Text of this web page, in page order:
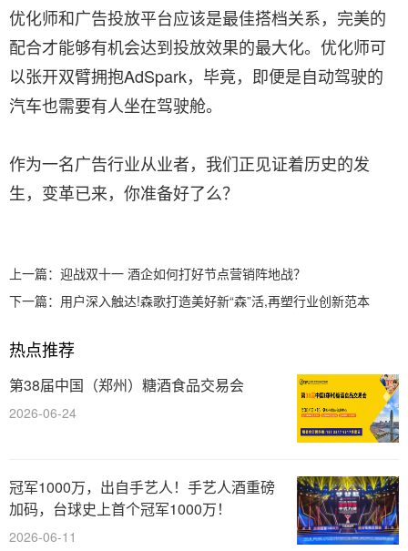
优化师和广告投放平台应该是最佳搭档关系，完美的
配合才能够有机会达到投放效果的最大化。优化师可
以张开双臂拥抱AdSpark，毕竟，即便是自动驾驶的
汽车也需要有人坐在驾驶舱。
作为一名广告行业从业者，我们正见证着历史的发
生，变革已来，你准备好了么？
上一篇： 迎战双十一 酒企如何打好节点营销阵地战？
下一篇： 用户深入触达!森歌打造美好新“森”活,再塑行业创新范本
热点推荐
第38届中国（郑州）糖酒食品交易会
2026-06-24
冠军1000万，出自手艺人！手艺人酒重磅
加码，台球史上首个冠军1000万！
2026-06-11